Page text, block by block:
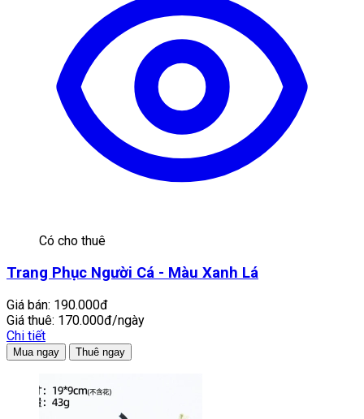
Có cho thuê
Trang Phục Người Cá - Màu Xanh Lá
Giá bán: 190.000đ
Giá thuê: 170.000đ/ngày
Chi tiết
Mua ngay Thuê ngay